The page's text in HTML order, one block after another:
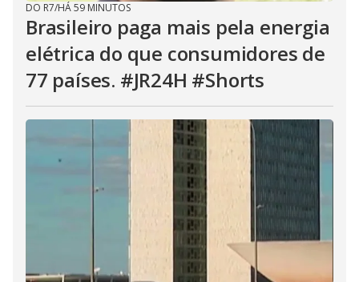
DO R7/HÁ 59 MINUTOS
Brasileiro paga mais pela energia
elétrica do que consumidores de
77 países. #JR24H #Shorts